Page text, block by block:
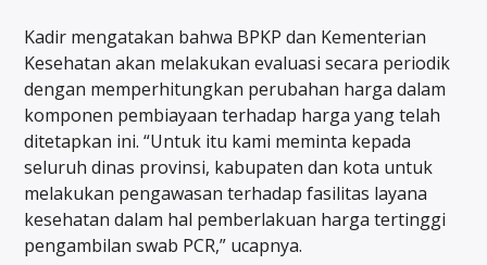
Kadir mengatakan bahwa BPKP dan Kementerian
Kesehatan akan melakukan evaluasi secara periodik
dengan memperhitungkan perubahan harga dalam
komponen pembiayaan terhadap harga yang telah
ditetapkan ini. “Untuk itu kami meminta kepada
seluruh dinas provinsi, kabupaten dan kota untuk
melakukan pengawasan terhadap fasilitas layana
kesehatan dalam hal pemberlakuan harga tertinggi
pengambilan swab PCR,” ucapnya.